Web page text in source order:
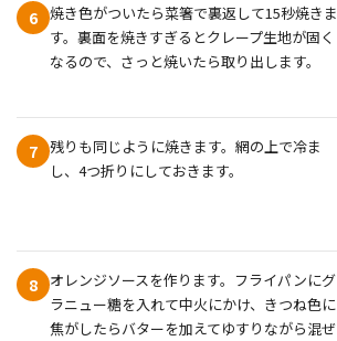
6 焼き色がついたら菜箸で裏返して15秒焼きま
す。裏面を焼きすぎるとクレープ生地が固く
なるので、さっと焼いたら取り出します。
7 残りも同じように焼きます。網の上で冷ま
し、4つ折りにしておきます。
8
オレンジソースを作ります。フライパンにグ
ラニュー糖を入れて中火にかけ、きつね色に
焦がしたらバターを加えてゆすりながら混ぜ